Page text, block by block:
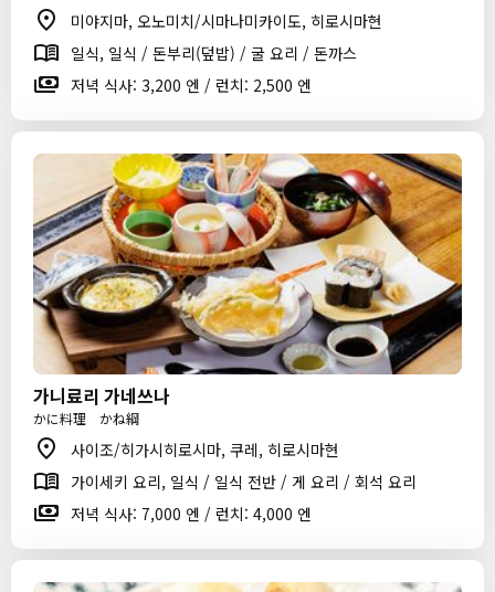
미야지마, 오노미치/시마나미카이도, 히로시마현
일식, 일식 / 돈부리(덮밥) / 굴 요리 / 돈까스
저녁 식사: 3,200 엔 / 런치: 2,500 엔
가니료리 가네쓰나
かに料理 かね綱
사이조/히가시히로시마, 쿠레, 히로시마현
가이세키 요리, 일식 / 일식 전반 / 게 요리 / 회석 요리
저녁 식사: 7,000 엔 / 런치: 4,000 엔